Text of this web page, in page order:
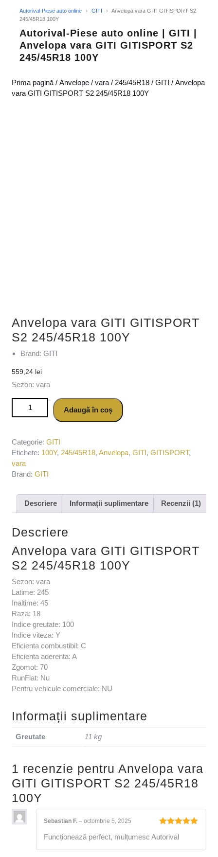
Autorival-Piese auto online › GITI ›
Anvelopa vara GITI GITISPORT S2
245/45R18 100Y
Autorival-Piese auto online | GITI |
Anvelopa vara GITI GITISPORT S2
245/45R18 100Y
Prima pagină / Anvelope / vara / 245/45R18 / GITI / Anvelopa
vara GITI GITISPORT S2 245/45R18 100Y
Anvelopa vara GITI GITISPORT
S2 245/45R18 100Y
Brand: GITI
559,24 lei
Sezon: vara
Cantitate Anvelopa vara GITI GITISPORT S2 245/45R18
Adaugă în coș
Categorie: GITI
Etichete: 100Y, 245/45R18, Anvelopa, GITI, GITISPORT,
vara
Brand: GITI
Descriere Informații suplimentare Recenzii (1)
Descriere
Anvelopa vara GITI GITISPORT
S2 245/45R18 100Y
Sezon: vara
Latime: 245
Inaltime: 45
Raza: 18
Indice greutate: 100
Indice viteza: Y
Eficienta combustibil: C
Eficienta aderenta: A
Zgomot: 70
RunFlat: Nu
Pentru vehicule comerciale: NU
Informații suplimentare
Greutate 11 kg
1 recenzie pentru Anvelopa vara
GITI GITISPORT S2 245/45R18
100Y
5din 5
Sebastian F. – octombrie 5, 2025
Funcționează perfect, mulțumesc Autorival